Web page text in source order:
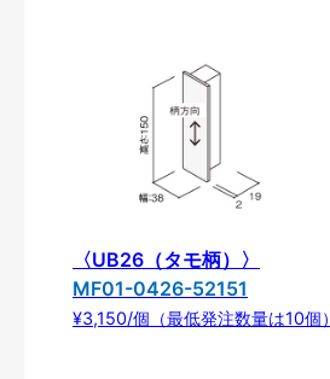
〈UB26（タモ柄）〉
MF01-0426-52151
¥3,150/個（最低発注数量は10個）